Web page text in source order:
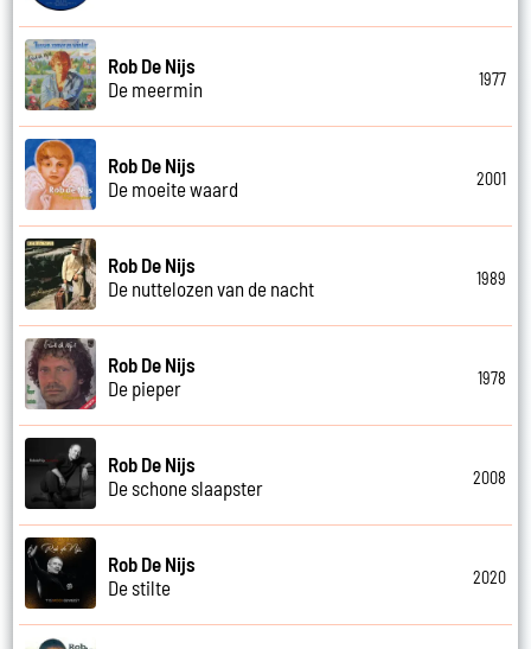
Rob De Nijs
De meermin
1977
Rob De Nijs
De moeite waard
2001
Rob De Nijs
De nuttelozen van de nacht
1989
Rob De Nijs
De pieper
1978
Rob De Nijs
De schone slaapster
2008
Rob De Nijs
De stilte
2020